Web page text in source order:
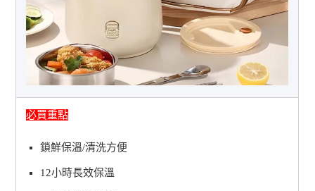
必買重點
鎖鮮保溫/清洗方便
12小時長效保溫